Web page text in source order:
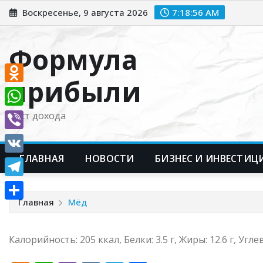
Перейти
к
Воскресенье, 9 августа 2026 7:18:57 AM
Формула
прибыли
Рост дохода
ГЛАВНАЯ НОВОСТИ БИЗНЕС И
Главная Мёд
Калорийность: 205 ккал, Белки: 3.5 г, Жиры: 12.6 г,
Odnoklassniki
WhatsApp
Viber
VK
Telegram
Отправить